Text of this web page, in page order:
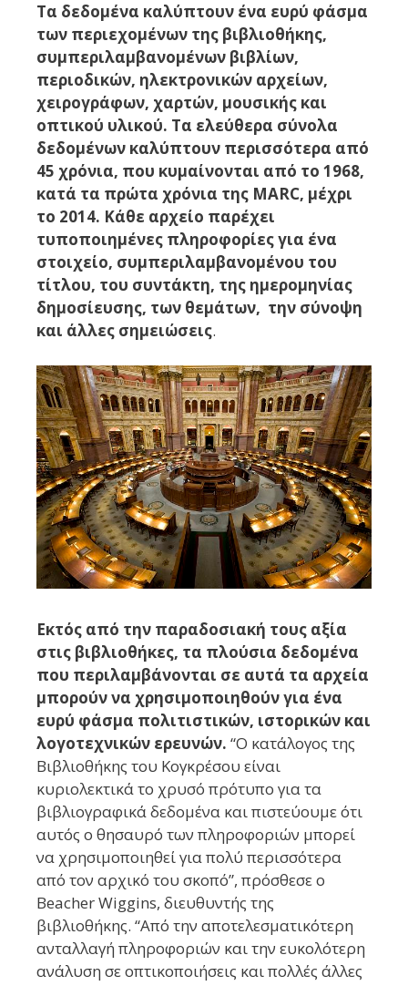
Τα δεδομένα καλύπτουν ένα ευρύ φάσμα
των περιεχομένων της βιβλιοθήκης,
συμπεριλαμβανομένων βιβλίων,
περιοδικών, ηλεκτρονικών αρχείων,
χειρογράφων, χαρτών, μουσικής και
οπτικού υλικού. Τα ελεύθερα σύνολα
δεδομένων καλύπτουν περισσότερα από
45 χρόνια, που κυμαίνονται από το 1968,
κατά τα πρώτα χρόνια της MARC, μέχρι
το 2014. Κάθε αρχείο παρέχει
τυποποιημένες πληροφορίες για ένα
στοιχείο, συμπεριλαμβανομένου του
τίτλου, του συντάκτη, της ημερομηνίας
δημοσίευσης, των θεμάτων, την σύνοψη
και άλλες σημειώσεις.
Εκτός από την παραδοσιακή τους αξία
στις βιβλιοθήκες, τα πλούσια δεδομένα
που περιλαμβάνονται σε αυτά τα αρχεία
μπορούν να χρησιμοποιηθούν για ένα
ευρύ φάσμα πολιτιστικών, ιστορικών και
λογοτεχνικών ερευνών. “Ο κατάλογος της
Βιβλιοθήκης του Κογκρέσου είναι
κυριολεκτικά το χρυσό πρότυπο για τα
βιβλιογραφικά δεδομένα και πιστεύουμε ότι
αυτός ο θησαυρό των πληροφοριών μπορεί
να χρησιμοποιηθεί για πολύ περισσότερα
από τον αρχικό του σκοπό”, πρόσθεσε ο
Beacher Wiggins, διευθυντής της
βιβλιοθήκης. “Από την αποτελεσματικότερη
ανταλλαγή πληροφοριών και την ευκολότερη
ανάλυση σε οπτικοποιήσεις και πολλές άλλες